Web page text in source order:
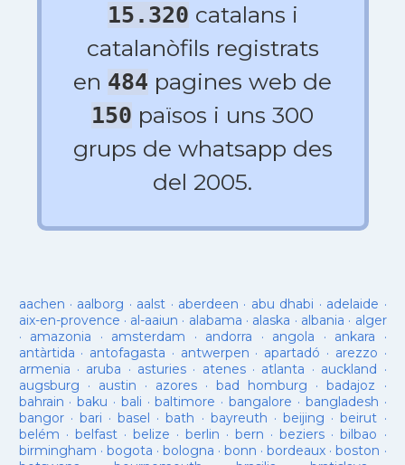
15.320 catalans i
catalanòfils registrats
en 484 pagines web de
150 països i uns 300
grups de whatsapp des
del 2005.
aachen · aalborg · aalst · aberdeen · abu dhabi · adelaide ·
aix-en-provence · al-aaiun · alabama · alaska · albania · alger
· amazonia · amsterdam · andorra · angola · ankara ·
antàrtida · antofagasta · antwerpen · apartadó · arezzo ·
armenia · aruba · asturies· atenes· atlanta · auckland ·
augsburg · austin · azores·bad homburg ·badajoz ·
bahrain ·baku · bali ·baltimore ·bangalore · bangladesh ·
bangor· bari ·basel ·bath · bayreuth ·beijing ·beirut ·
belém · belfast· belize · berlin ·bern ·beziers ·bilbao ·
birmingham · bogota · bologna ·bonn ·bordeaux ·boston ·